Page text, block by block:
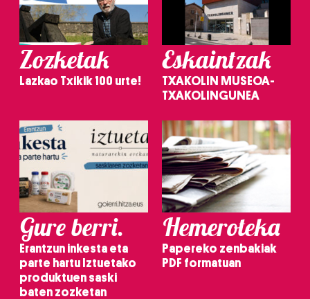
Zozketak
Lazkao Txikik 100 urte!
Eskaintzak
TXAKOLIN MUSEOA-
TXAKOLINGUNEA
Gure berri.
Erantzun inkesta eta
parte hartu Iztuetako
produktuen saski
baten zozketan
Hemeroteka
Papereko zenbakiak
PDF formatuan